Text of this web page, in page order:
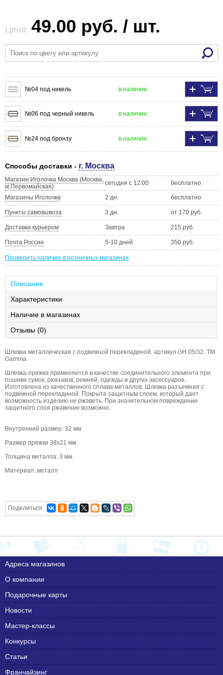
Цена 49.00 руб. / шт.
№04 под никель в наличии
№06 под черный никель в наличии
№24 под бронзу в наличии
Способы доставки - г. Москва
Магазин Иголочка Москва (Москва,
м.Первомайская)
сегодня с 12:00 бесплатно
Магазины Иголочка 2 дн. бесплатно
Пункты самовывоза 3 дн. от 170 руб.
Доставка курьером Завтра 215 руб.
Почта России 5-10 дней 350 руб.
Проверить наличие в розничных магазинах
Описание
Характеристики
Наличие в магазинах
Отзывы (0)
Шлевка металлическая с подвижной перекладиной, артикул GH 05/32, ТМ
Gamma.
Шлевка-пряжка применяется в качестве соединительного элемента при
пошиве сумок, рюкзаков, ремней, одежды и других аксессуаров.
Изготовлена из качественного сплава металлов. Шлевка разъемная с
подвижной перекладиной. Покрыта защитным слоем, который дает
возможность изделию не ржаветь. При значительном повреждении
защитного слоя ржавение возможно.
Внутренний размер: 32 мм
Размер пряжки 38х21 мм
Толщина металла: 3 мм
Материал: металл
Поделиться
Адреса магазинов
О компании
Подарочные карты
Новости
Мастер-классы
Конкурсы
Статьи
Франчайзинг